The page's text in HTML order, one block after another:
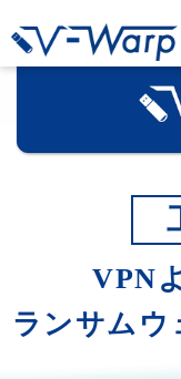
VPN
ランサムウ